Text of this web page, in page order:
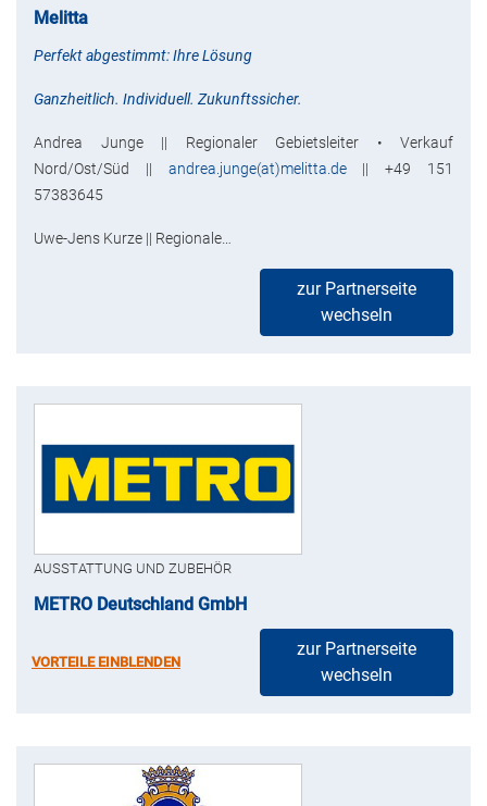
Melitta
Perfekt abgestimmt: Ihre Lösung
Ganzheitlich. Individuell. Zukunftssicher.
Andrea Junge || Regionaler Gebietsleiter • Verkauf
Nord/Ost/Süd || andrea.junge(at)melitta.de|| +49 151
57383645
Uwe-Jens Kurze || Regionale…
zur Partnerseite
wechseln
AUSSTATTUNG UND ZUBEHÖR
METRO Deutschland GmbH
VORTEILE EINBLENDEN
zur Partnerseite
wechseln